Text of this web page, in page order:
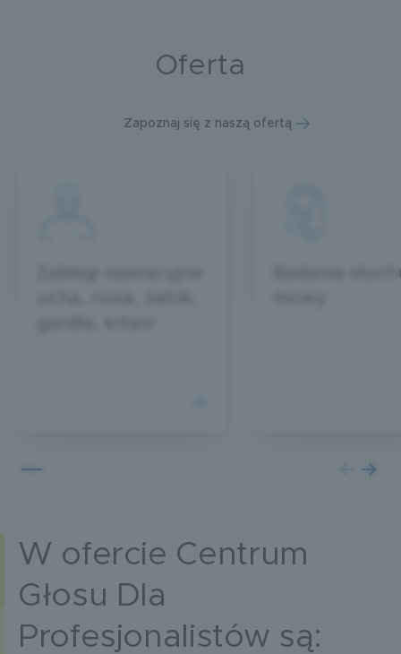
Oferta
Zapoznaj się z naszą ofertą
Badania
W ofercie Centrum
Głosu Dla
Profesjonalistów są: